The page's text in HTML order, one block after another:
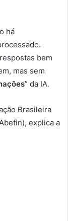
há
bem
mas sem
” da IA.
Brasileira
explica a